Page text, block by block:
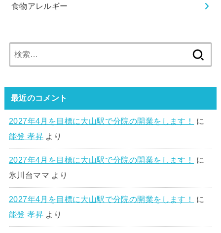
食物アレルギー
索:
最近のコメント
2027年4月を目標に大山駅で分院の開業をします！
に
能登 孝昇より
2027年4月を目標に大山駅で分院の開業をします！
に
氷川台ママ より
2027年4月を目標に大山駅で分院の開業をします！
に
能登 孝昇より